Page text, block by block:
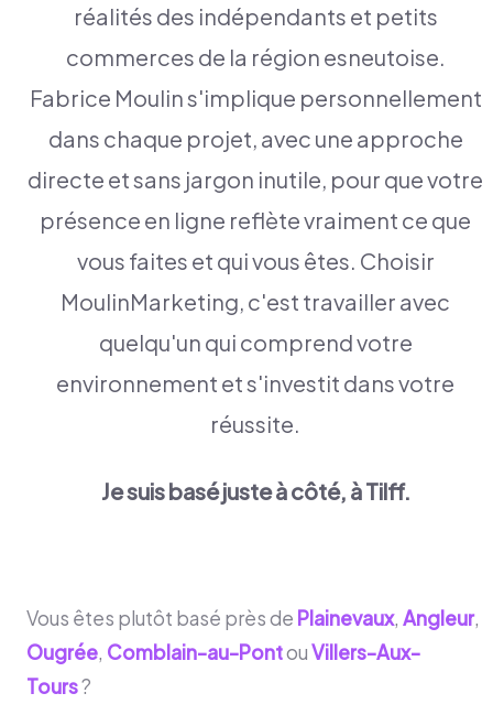
réalités des indépendants et petits
commerces de la région esneutoise.
Fabrice Moulin s'implique personnellement
dans chaque projet, avec une approche
directe et sans jargon inutile, pour que votre
présence en ligne reflète vraiment ce que
vous faites et qui vous êtes. Choisir
MoulinMarketing, c'est travailler avec
quelqu'un qui comprend votre
environnement et s'investit dans votre
réussite.
Je suis basé juste à côté, à Tilff.
Vous êtes plutôt basé près de Plainevaux, Angleur,
Ougrée, Comblain-au-PontouVillers-Aux-
Tours?